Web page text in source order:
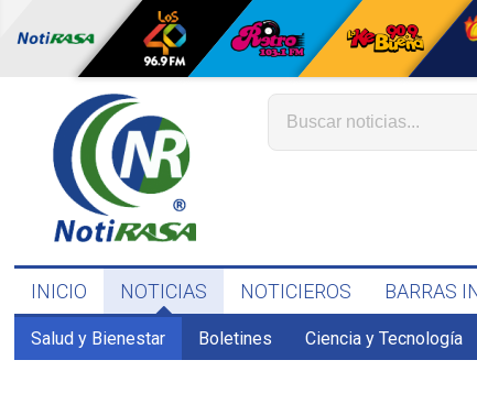
INICIO NOTICIAS NOTICIEROS BARRAS
Salud y Bienestar Boletines Ciencia y Tecnología